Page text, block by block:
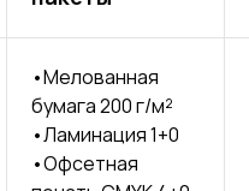
•Мелованная
бумага 200 г/м²
•Ламинация 1+0
•Офсетная